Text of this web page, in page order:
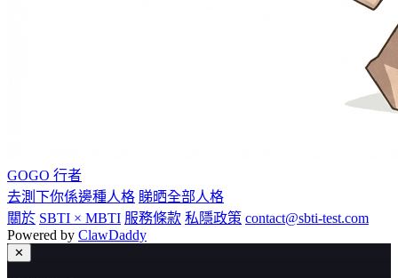
GOGO 行者
去測下你係邊種人格 睇晒全部人格
關於 SBTI × MBTI 服務條款 私隱政策 contact@sbti-test.com
Powered by ClawDaddy
✕